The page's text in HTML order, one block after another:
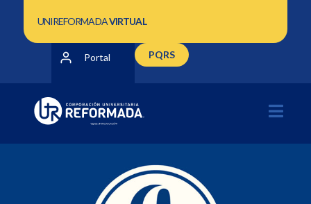
UNIREFORMADAVIRTUAL
Portal PQRS